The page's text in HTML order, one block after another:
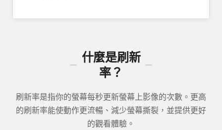
什麼是刷新
率？
刷新率是指你的螢幕每秒更新螢幕上影像的次數。更高
的刷新率能使動作更流暢、減少螢幕撕裂，並提供更好
的觀看體驗。